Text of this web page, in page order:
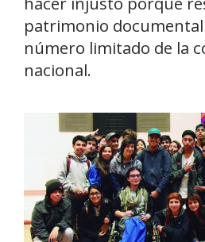
patrimonio
número limitado de la
nacional.